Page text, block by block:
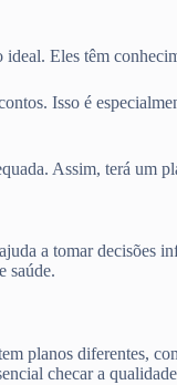
Eles têm
Isso é
Assim, terá um
a tomar
saúde.
planos diferentes,
checar a